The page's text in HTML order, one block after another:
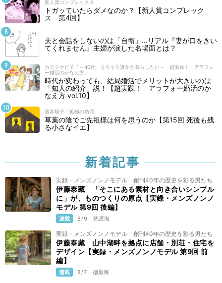
なり勇気づけるパイオニア
3/3 公開終了
その傷の数は合計175針！ それでも館山昌平は
ケガをするたび強くなる！
ふたつのプランを準備し上司を納得させた、館山
昌平のサイドスロー転向！
2/17 公開終了
“日大藤沢100カ条”で成長した館山昌平は、いか
にして松坂大輔と戦ったのか!?
ピアノの先生を夢見た“ライパチ”少年、館山昌平
2/3
田臥勇太は言い切る！「バスケと真摯に向き合い
続け、成長していきたい」
バキバキに心が折れても充実していた田臥勇太の
アメリカの日々
1/20
新人賞コンプレックス
トガッていたらダメなのか？【新人賞コンプレック
ス 第4回】
夫と会話をしないのは「自衛」…リアル『妻が口をきい
てくれません』主婦が涙した名場面とは？
カモチケビ子「～40代、そろそろ誰かと暮らしたい～ 超実践！ アラフォ
ー婚活のかなえ方」
時代が変わっても、結局婚活でメリットが大きいのは
「知人の紹介」説！【超実践！ アラフォー婚活のか
なえ方 vol.10】
酒井順子「孤独の功罪」
草葉の陰でご先祖様は何を思うのか【第15回 死後も残
る小さなイエ】
新着記事
実録・メンズノンノモデル 創刊40年の歴史を彩る男たち
伊藤泰藏 「そこにある素材と向き合いシンプル
に」が、ものつくりの原点【実録・メンズノンノ
モデル 第9回 後編】
連載 8/9 徳原海
実録・メンズノンノモデル 創刊40年の歴史を彩る男たち
伊藤泰藏 山中湖畔を拠点に店舗・別荘・住宅を
デザイン【実録・メンズノンノモデル 第9回 前
編】
連載 8/7 徳原海